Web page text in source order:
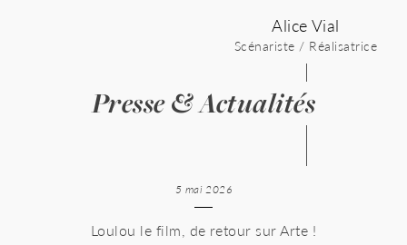
Alice Vial
Scénariste / Réalisatrice
Presse & Actualités
5 mai 2026
Loulou le film, de retour sur Arte !